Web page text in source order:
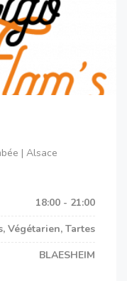
| Alsace
18:00 - 21:00
Végétarien, Tartes
BLAESHEIM